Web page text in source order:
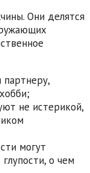
Они делятся
не истерикой,
могут
о чем